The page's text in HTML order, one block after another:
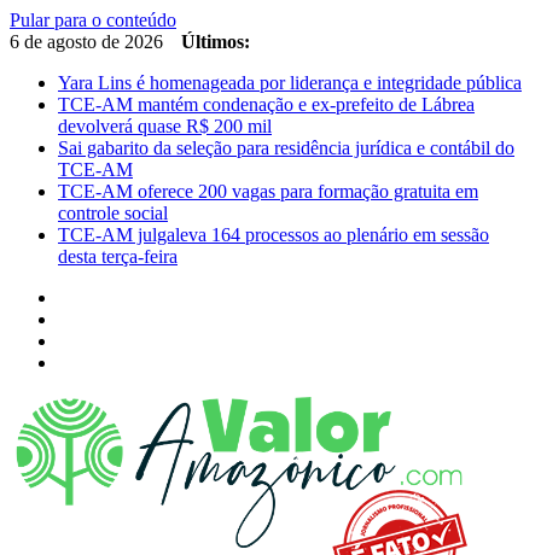
Pular para o conteúdo
6 de agosto de 2026
Últimos:
Yara Lins é homenageada por liderança e integridade pública
TCE-AM mantém condenação e ex-prefeito de Lábrea
devolverá quase R$ 200 mil
Sai gabarito da seleção para residência jurídica e contábil do
TCE-AM
TCE-AM oferece 200 vagas para formação gratuita em
controle social
TCE-AM julgaleva 164 processos ao plenário em sessão
desta terça-feira